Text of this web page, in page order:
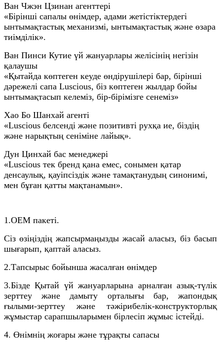
Ван Чжэн Цзинан агенттері
«Бірінші сапалы өнімдер, адами жетістіктердегі
ынтымақтастық механизмі, ынтымақтастық және өзара
тиімділік».
Ван Пинси Кутие үй жануарлары желісінің негізін
қалаушы
«Қытайда көптеген кеуде өндірушілері бар, бірінші
дәрежелі сапа Luscious, біз көптеген жылдар бойы
ынтымақтасып келеміз, бір-бірімізге сенеміз»
Хао Бо Шанхай агенті
«Luscious белсенді және позитивті рухқа ие, біздің
және нарықтың сеніміне лайық».
Дун Цинхай бас менеджері
«Luscious тек бренд қана емес, сонымен қатар
денсаулық, қауіпсіздік және тамақтанудың синонимі,
мен бұған қатты мақтанамын».
1.OEM пакеті.
Сіз өзіңіздің жапсырмаңызды жасай аласыз, біз басып
шығарып, қаптай аласыз.
2.Тапсырыс бойынша жасалған өнімдер
3.Бізде Қытай үй жануарларына арналған азық-түлік
зерттеу және дамыту орталығы бар, жапондық
ғылыми-зерттеу және тәжірибелік-конструкторлық
жұмыстар сарапшыларымен бірлесіп жұмыс істейді.
4. Өнімнің жоғары және тұрақты сапасы